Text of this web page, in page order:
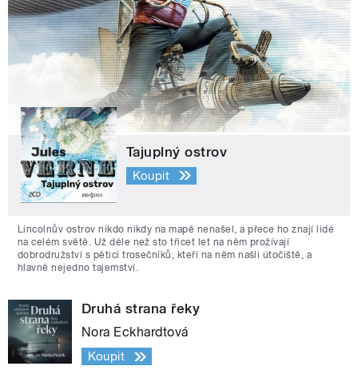
Tajuplný ostrov
Koupit
Lincolnův ostrov nikdo nikdy na mapě nenašel, a přece ho znají lidé
na celém světě. Už déle než sto třicet let na něm prožívají
dobrodružství s pěticí trosečníků, kteří na něm našli útočiště, a
hlavně nejedno tajemství.
Druhá strana řeky
Nora Eckhardtová
Koupit